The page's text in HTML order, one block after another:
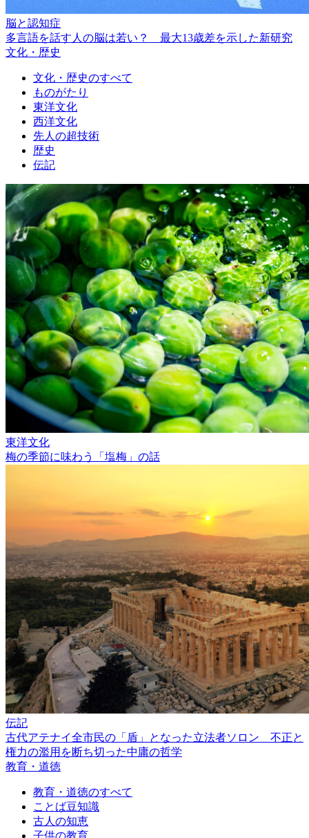
脳と認知症
多言語を話す人の脳は若い？ 最大13歳差を示した新研究
文化・歴史
文化・歴史のすべて
ものがたり
東洋文化
西洋文化
先人の超技術
歴史
伝記
東洋文化
梅の季節に味わう「塩梅」の話
伝記
古代アテナイ全市民の「盾」となった立法者ソロン 不正と
権力の濫用を断ち切った中庸の哲学
教育・道徳
教育・道徳のすべて
ことば豆知識
古人の知恵
子供の教育